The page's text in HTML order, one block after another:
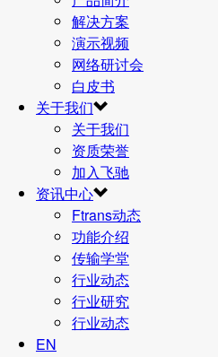
解决方案
演示视频
网络研讨会
白皮书
关于我们
关于我们
资质荣誉
加入飞驰
资讯中心
Ftrans动态
功能介绍
传输学堂
行业动态
行业研究
行业动态
EN